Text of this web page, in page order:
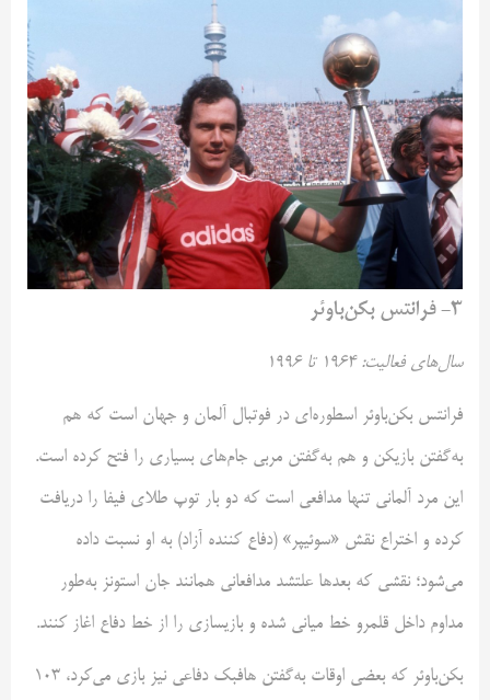
۳- فرانتس بکن‌باوئر
سال‌های فعالیت: ۱۹۶۴ تا ۱۹۹۶
فرانتس بکن‌باوئر اسطوره‌ای در فوتبال آلمان و جهان است که هم
به‌گفتن بازیکن و هم به‌گفتن مربی جام‌های بسیاری را فتح کرده است.
این مرد آلمانی تنها مدافعی است که دو بار توپ طلای فیفا را دریافت
کرده و اختراع نقش «سوئیپر» (دفاع کننده آزاد) به او نسبت داده
می‌شود؛ نقشی که بعدها علتشد مدافعانی همانند جان استونز به‌طور
مداوم داخل قلمرو خط میانی شده و بازیسازی را از خط دفاع اغاز کنند.
بکن‌باوئر که بعضی اوقات به‌گفتن هافبک دفاعی نیز بازی می‌کرد، ۱۰۳